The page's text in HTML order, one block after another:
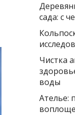
сада: с
Чистка
воды
Ателье: